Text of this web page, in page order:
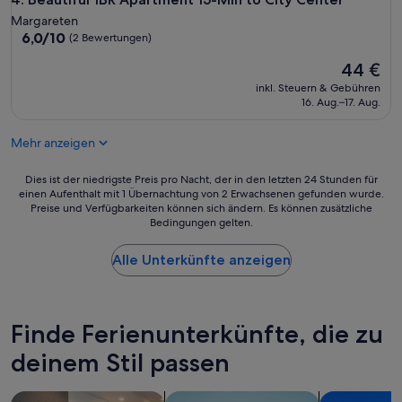
n
d
i
w
f
Margareten
6.0
6,0/10 (2 Bewertungen)
Der
Preis
beträgt
44 €
inkl. Steuern & Gebühren
16. Aug.–17. Aug.
Mehr anzeigen
Dies
ist
den
letzten
24 Stunden
für
einen
Dies ist der niedrigste Preis pro Nacht, der in den letzten 24 Stunden für
einen Aufenthalt mit 1 Übernachtung von 2 Erwachsenen gefunden wurde.
Preise und Verfügbarkeiten können sich ändern. Es können zusätzliche
Bedingungen gelten.
Alle Unterkünfte anzeigen
Finde Ferienunterkünfte, die zu
deinem Stil passen